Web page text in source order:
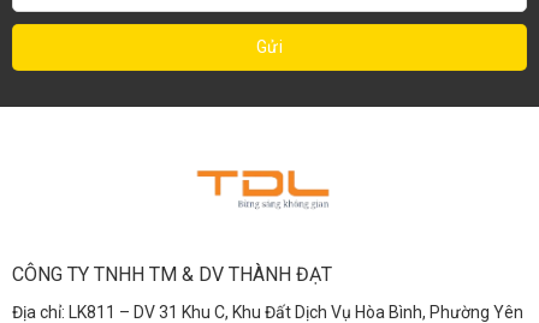
CÔNG TY TNHH TM & DV THÀNH ĐẠT
Địa chỉ: LK811 – DV 31 Khu C, Khu Đất Dịch Vụ Hòa Bình, Phường Yên